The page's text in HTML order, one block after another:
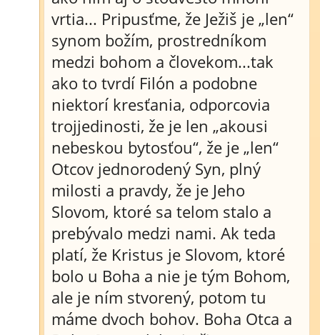
vrtia... Pripusťme, že Ježiš je „len“
synom božím, prostredníkom
medzi bohom a človekom...tak
ako to tvrdí Filón a podobne
niektorí kresťania, odporcovia
trojjedinosti, že je len „akousi
nebeskou bytosťou“, že je „len“
Otcov jednorodený Syn, plný
milosti a pravdy, že je Jeho
Slovom, ktoré sa telom stalo a
prebývalo medzi nami. Ak teda
platí, že Kristus je Slovom, ktoré
bolo u Boha a nie je tým Bohom,
ale je ním stvorený, potom tu
máme dvoch bohov. Boha Otca a